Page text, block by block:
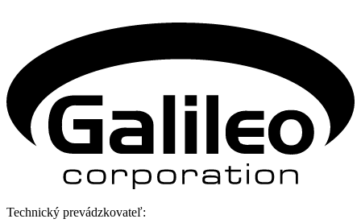
Technický prevádzkovateľ: